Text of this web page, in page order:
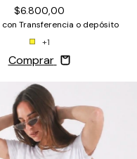
$6.800,00
con Transferencia o depósito
+1
Comprar